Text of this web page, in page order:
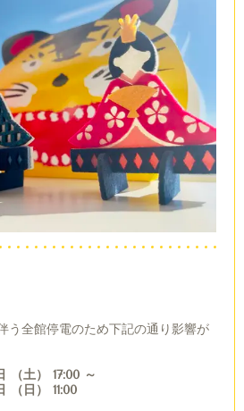
う全館停電のため下記の通り影響が
（土）
17:00 ～
（日） 11:00